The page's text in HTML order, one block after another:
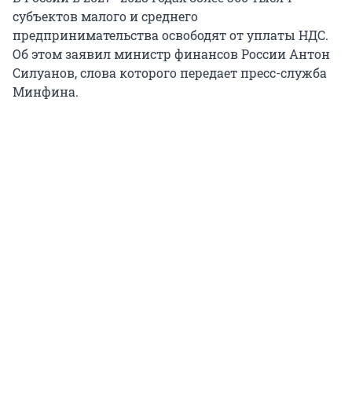
субъектов малого и среднего
предпринимательства освободят от уплаты НДС.
Об этом заявил министр финансов России Антон
Силуанов, слова которого передает пресс-служба
Минфина.